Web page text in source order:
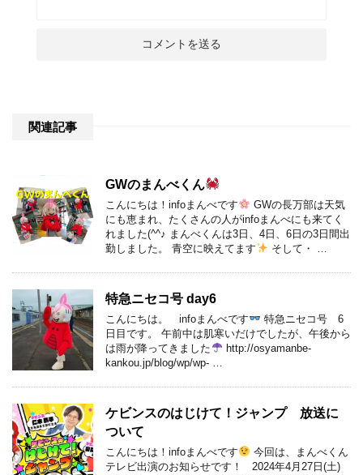
関連記事
GWのまんべくん
こんにちは！infoまんべです
GWの長万部は天気
にも恵まれ、たくさんの人がinfoまんべにも来てく
れました(^^♪ まんべくんは3日、4日、6日の3日間出
勤しました。 青空に映えてます
そして・ …
特急ニセコ号 day6
こんにちは。 infoまんべです
特急ニセコ号 6
日目です。 午前中は肌寒いだけでしたが、午後から
は雨が降ってきました
http://osyamanbe-
kankou.jp/blog/wp/wp- …
ケビンスのはじけて！ジャンプ 放送に
ついて
こんにちは！infoまんべです
今回は、まんべくん
テレビ出演のお知らせです！ 2024年4月27日(土)